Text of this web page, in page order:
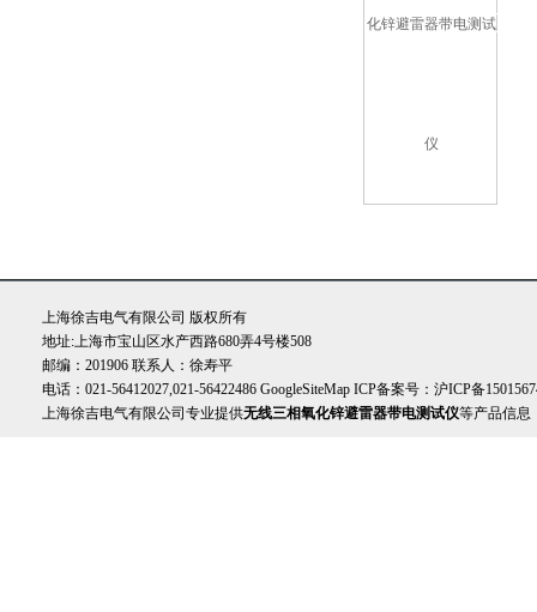
上海徐吉电气有限公司 版权所有
地址:上海市宝山区水产西路680弄4号楼508
邮编：201906 联系人：徐寿平
电话：021-56412027,021-56422486 GoogleSiteMap ICP备案号： 沪ICP备
上海徐吉电气有限公司专业提供无线三相氧化锌避雷器带电测试仪等产品信息